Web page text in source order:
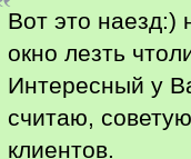
Вот это наезд:)
окно лезть
Интересный у
считаю,
клиентов.